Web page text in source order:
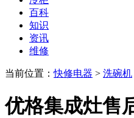
百科
知识
资讯
维修
当前位置：快修电器 > 洗碗机
优格集成灶售